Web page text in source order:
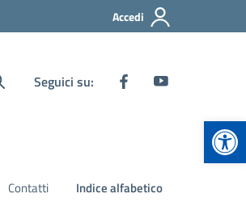
Accedi
Seguici su:
Contatti Indice alfabetico